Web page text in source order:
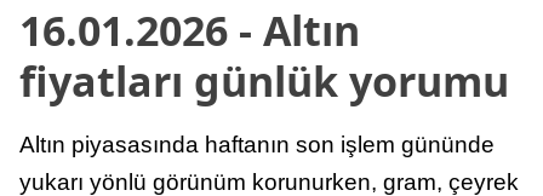
16.01.2026 - Altın
fiyatları günlük yorumu
Altın piyasasında haftanın son işlem gününde
yukarı yönlü görünüm korunurken, gram, çeyrek